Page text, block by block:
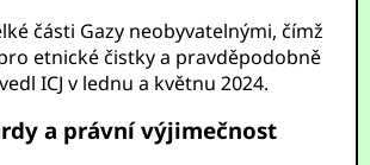
části Gazy neobyvatelnými, čímž
etnické čistky a pravděpodobně
ICJ v lednu a květnu 2024.
a právní výjimečnost